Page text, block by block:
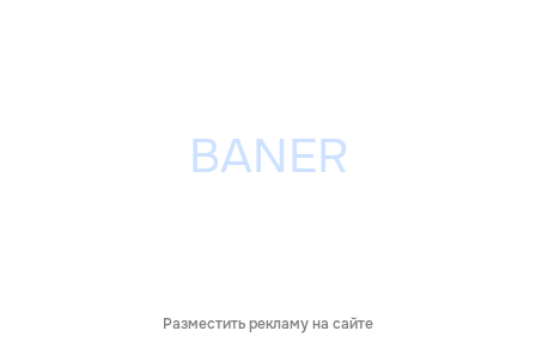
Разместить рекламу на сайте